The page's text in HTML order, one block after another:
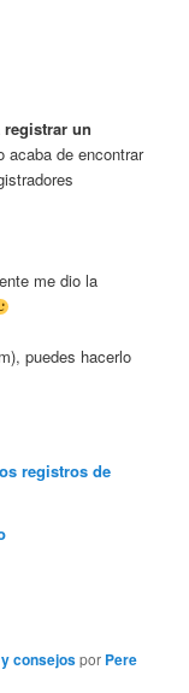
registrar un
acaba de encontrar
me dio la
puedes hacerlo
registros de
consejospor Pere